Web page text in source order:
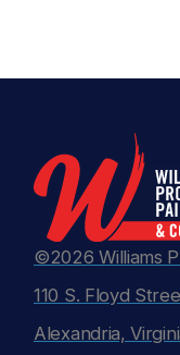
©2026 Williams
110 S. Floyd
Alexandria,